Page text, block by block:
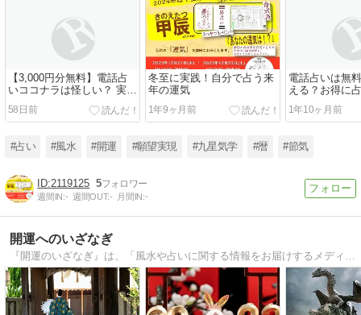
【3,000円分無料】電話占
いココナラは怪しい？ 実際
に使ってわかったメリッ
ト・デメリット完全解説
58日前
冬至に実践！自分で占う来
年の運気
1年9ヶ月前
電話占いは無
える？お得に
法について
1年10ヶ月前
#占い #風水 #開運 #願望実現 #九星気学 #暦 #節気
2119125 5
週間IN:- 週間OUT:- 月間IN:-
開運へのいざなぎ